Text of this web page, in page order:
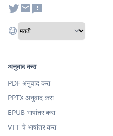
अनुवाद करा
PDF अनुवाद करा
PPTX अनुवाद करा
EPUB भाषांतर करा
VTT चे भाषांतर करा